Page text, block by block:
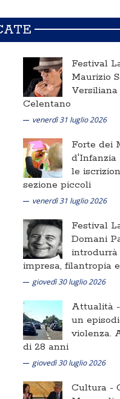
Festival
Maurizio
Celentano
venerdì 31 luglio 2026
Forte dei
d'Infanzia
le
sezione piccoli
venerdì 31 luglio 2026
Festival
Domani
introdurrà
impresa, filantropia
giovedì 30 luglio 2026
Attualità -
un
violenza.
di 28 anni
giovedì 30 luglio 2026
Cultura -